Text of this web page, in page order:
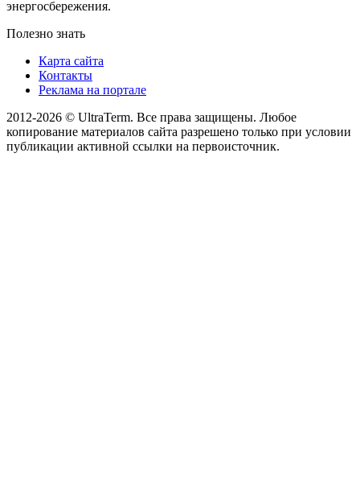
энергосбережения.
Полезно знать
Карта сайта
Контакты
Реклама на портале
2012-2026 © UltraTerm. Все права защищены. Любое
копирование материалов сайта разрешено только при условии
публикации активной ссылки на первоисточник.